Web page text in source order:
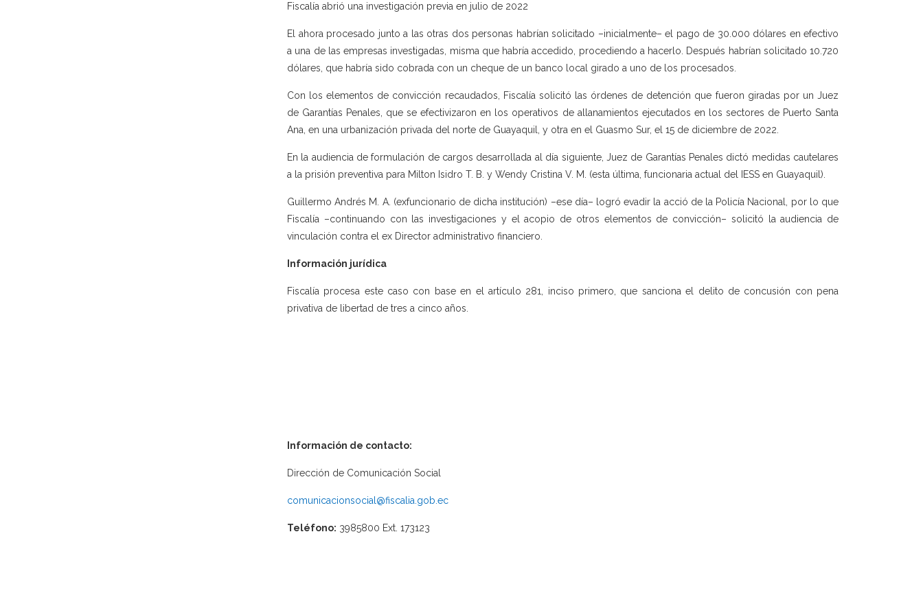
Fiscalía abrió una investigación previa en julio de 2022
El ahora procesado junto a las otras dos personas habrían solicitado –inicialmente– el pago de 30.000 dólares en efectivo
a una de las empresas investigadas, misma que habría accedido, procediendo a hacerlo. Después habrían solicitado 10.720
dólares, que habría sido cobrada con un cheque de un banco local girado a uno de los procesados.
Con los elementos de convicción recaudados, Fiscalía solicitó las órdenes de detención que fueron giradas por un Juez
de Garantías Penales, que se efectivizaron en los operativos de allanamientos ejecutados en los sectores de Puerto Santa
Ana, en una urbanización privada del norte de Guayaquil, y otra en el Guasmo Sur, el 15 de diciembre de 2022.
En la audiencia de formulación de cargos desarrollada al día siguiente, Juez de Garantías Penales dictó medidas cautelares
a la prisión preventiva para Milton Isidro T. B. y Wendy Cristina V. M. (esta última, funcionaria actual del IESS en Guayaquil).
Guillermo Andrés M. A. (exfuncionario de dicha institución) –ese día– logró evadir la acció de la Policía Nacional, por lo que
Fiscalía –continuando con las investigaciones y el acopio de otros elementos de convicción– solicitó la audiencia de
vinculación contra el ex Director administrativo financiero.
Información jurídica
Fiscalía procesa este caso con base en el artículo 281, inciso primero, que sanciona el delito de concusión con pena
privativa de libertad de tres a cinco años.
Información de contacto:
Dirección de Comunicación Social
comunicacionsocial@fiscalia.gob.ec
Teléfono: 3985800 Ext. 173123